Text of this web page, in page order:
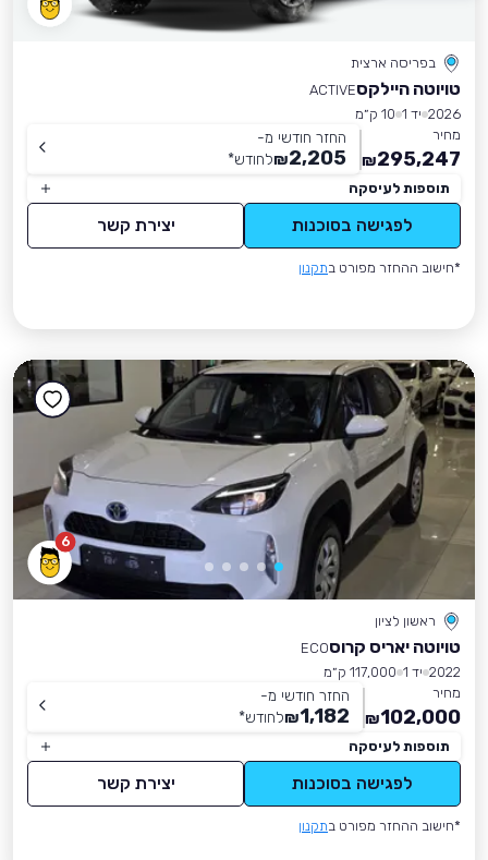
בפריסה ארצית
טויוטה היילקסACTIVE
2026 יד 1
10 ק״מ
מחיר
295,247
₪
החזר חודשי מ-
2,205
₪לחודש*
תוספות לעיסקה
לפגישה בסוכנות יצירת קשר
*חישוב ההחזר מפורט בתקנון
6
ראשון לציון
טויוטה יאריס קרוסECO
2022 יד 1
117,000 ק״מ
מחיר
102,000
₪
החזר חודשי מ-
1,182
₪לחודש*
תוספות לעיסקה
לפגישה בסוכנות יצירת קשר
*חישוב ההחזר מפורט בתקנון